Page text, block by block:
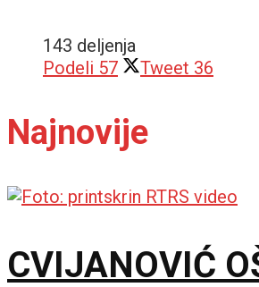
143 deljenja
Podeli 57 Tweet 36
Najnovije
CVIJANOVIĆ